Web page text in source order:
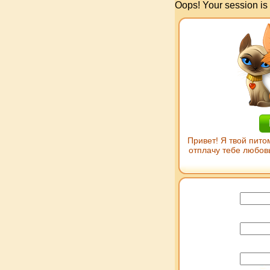
Oops! Your session
Привет! Я твой
отплачу тебе